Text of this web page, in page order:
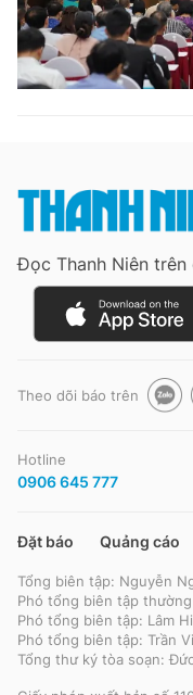
Sản phẩm khác
Tiện ích
Đọc Thanh Niên
Hotline
Tổng biên tập: Nguyễn
Phó tổng biên tập thường
Phó tổng biên tập: Lâm
Phó tổng biên tập: Trần
Đọc Thanh Niên trên
Theo dõi báo trên
Hotline
0906 645 777
Đặt báo Quảng cáo
Tổng biên tập: Nguyễn
Phó tổng biên tập
Phó tổng biên tập: Lâm
Phó tổng biên tập: Trần
Tổng thư ký tòa soạn: